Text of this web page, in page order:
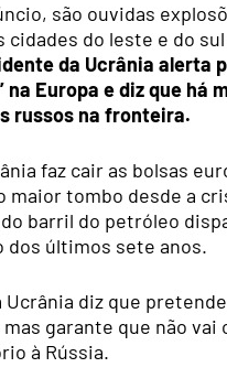
são ouvidas
cidades do leste e do sul
da Ucrânia alerta
na Europa e diz que há
russos na fronteira.
faz cair as bolsas
maior tombo desde a
barril do petróleo
dos últimos sete anos.
Ucrânia diz que
garante que não vai
à Rússia.